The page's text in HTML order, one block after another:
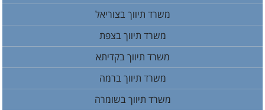
משרד תיווך בצוריאל
משרד תיווך בצפת
משרד תיווך בקדיתא
משרד תיווך ברמה
משרד תיווך בשומרה